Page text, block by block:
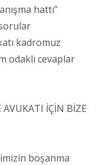
hattı”
kadromuz
odaklı cevaplar
İÇİN BİZE
boşanma